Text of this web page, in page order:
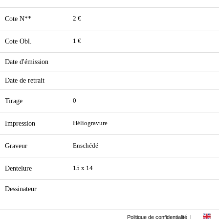
Cote N** 2 €
Cote Obl. 1 €
Date d'émission
Date de retrait
Tirage 0
Impression Héliogravure
Graveur Enschédé
Dentelure 15 x 14
Dessinateur
Politique de confidentialité |